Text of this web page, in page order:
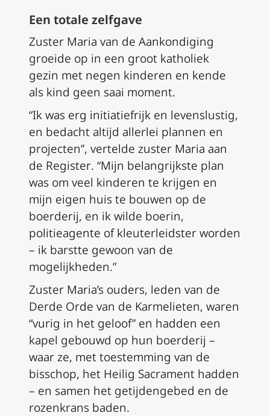
Een totale zelfgave
Zuster Maria van de Aankondiging
groeide op in een groot katholiek
gezin met negen kinderen en kende
als kind geen saai moment.
“Ik was erg initiatiefrijk en levenslustig,
en bedacht altijd allerlei plannen en
projecten”, vertelde zuster Maria aan
de Register. “Mijn belangrijkste plan
was om veel kinderen te krijgen en
mijn eigen huis te bouwen op de
boerderij, en ik wilde boerin,
politieagente of kleuterleidster worden
– ik barstte gewoon van de
mogelijkheden.”
Zuster Maria’s ouders, leden van de
Derde Orde van de Karmelieten, waren
“vurig in het geloof” en hadden een
kapel gebouwd op hun boerderij –
waar ze, met toestemming van de
bisschop, het Heilig Sacrament hadden
– en samen het getijdengebed en de
rozenkrans baden.